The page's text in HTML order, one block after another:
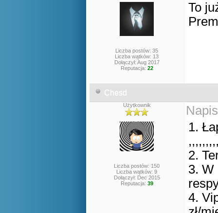
Liczba postów: 35
Liczba wątków: 13
Dołączył: Aug 2017
Reputacja: 22
To
Chesd
Użytkownik
Liczba postów: 150
Liczba wątków: 9
Dołączył: Dec 2015
Reputacja: 39
1.
2.
3. W
4.